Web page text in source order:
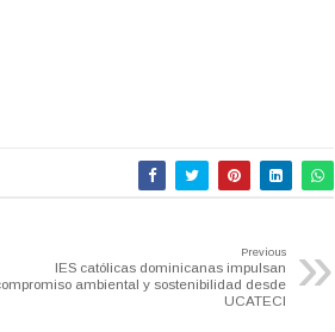
»
Previous
IES católicas dominicanas impulsan
ambiental y sostenibilidad desde
UCATECI